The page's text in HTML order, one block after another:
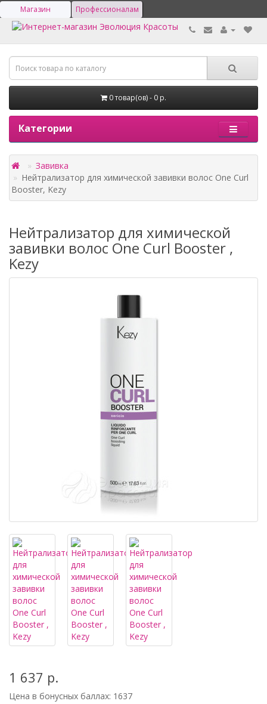
Магазин Профессионалам
0 товар(ов) - 0 р.
Категории
Завивка
Нейтрализатор для химической завивки волос One Curl
Booster, Kezy
Нейтрализатор для химической
завивки волос One Curl Booster ,
Kezy
1 637 р.
Цена в бонусных баллах: 1637